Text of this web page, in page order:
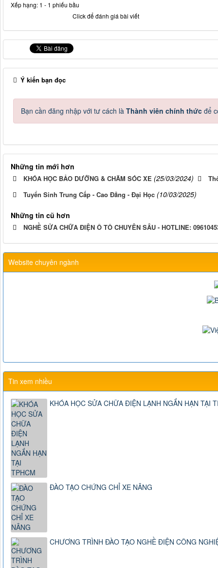
Xếp hạng: 1 - 1 phiếu bầu
Click để đánh giá bài viết
Ý kiến bạn đọc
Bạn cần đăng nhập với tư cách là Thành viên chính thức để
Những tin mới hơn
KHÓA HỌC BẢO DƯỠNG & CHĂM SÓC XE (25/03/2024)
Tuyển Sinh Trung Cấp - Cao Đẳng - Đại Học (10/03/2025)
Những tin cũ hơn
NGHỀ SỬA CHỮA ĐIỆN Ô TÔ CHUYÊN SÂU - HOTLINE:
Website chuyên ngành
Tin xem nhiều
KHÓA HỌC SỬA CHỮA ĐIỆN LẠNH NGẮN HẠN TẠI
ĐÀO TẠO CHỨNG CHỈ XE NÂNG
CHƯƠNG TRÌNH ĐÀO TẠO NGHỀ ĐIỆN CÔNG